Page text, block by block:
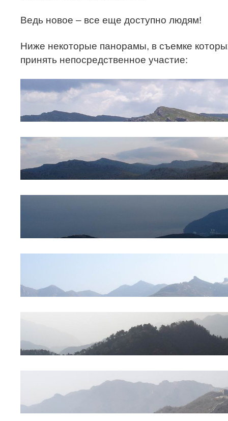
Ведь новое – все еще доступно людям!
Ниже некоторые панорамы, в съемке
принять непосредственное участие: